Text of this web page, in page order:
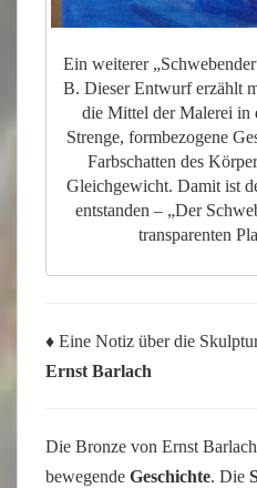
Ein weiterer
B. Dieser Entwurf erzählt
die Mittel der Malerei in
Strenge, formbezogene
Farbschatten des
Gleichgewicht. Damit ist
entstanden – „Der
transparenten
♦ Eine Notiz über die
Ernst Barlach
Die Bronze von Ernst
bewegende Geschichte. Die